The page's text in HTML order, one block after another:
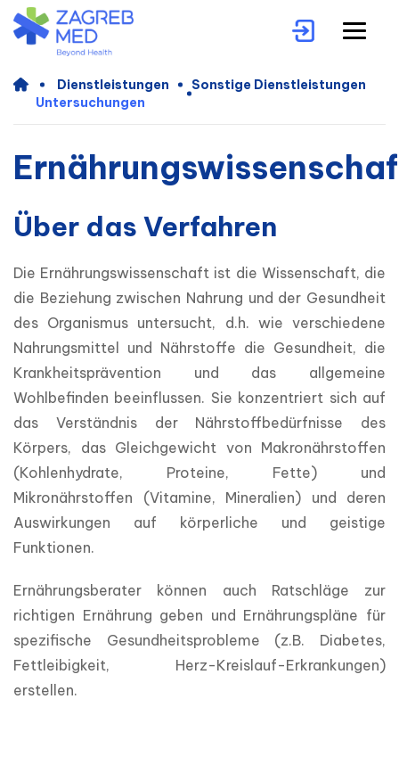
Dienstleistungen
Sonstige Dienstleistungen
Untersuchungen
Über das Verfahren
Die Ernährungswissenschaft ist die Wissenschaft, die
die Beziehung zwischen Nahrung und der Gesundheit
des Organismus untersucht, d.h. wie verschiedene
Nahrungsmittel und Nährstoffe die Gesundheit, die
Krankheitsprävention und das allgemeine
Wohlbefinden beeinflussen. Sie konzentriert sich auf
das Verständnis der Nährstoffbedürfnisse des
Körpers, das Gleichgewicht von Makronährstoffen
(Kohlenhydrate, Proteine, Fette) und
Mikronährstoffen (Vitamine, Mineralien) und deren
Auswirkungen auf körperliche und geistige
Funktionen.
Ernährungsberater können auch Ratschläge zur
richtigen Ernährung geben und Ernährungspläne für
spezifische Gesundheitsprobleme (z.B. Diabetes,
Fettleibigkeit, Herz-Kreislauf-Erkrankungen)
erstellen.